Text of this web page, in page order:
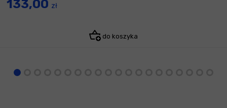
133,00 zł
do koszyka